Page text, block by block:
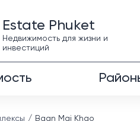
Estate Phuket
Недвижимость для жизни и
инвестиций
Baan Mai Khao